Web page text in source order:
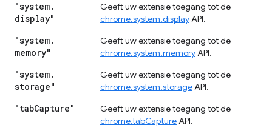
"system.
display"
Geeft uw extensie toegang tot de
chrome.system.displayAPI.
"system.
memory"
Geeft uw extensie toegang tot de
chrome.system.memoryAPI.
"system.
storage"
Geeft uw extensie toegang tot de
chrome.system.storageAPI.
"tabCapture"
Geeft uw extensie toegang tot de
chrome.tabCaptureAPI.